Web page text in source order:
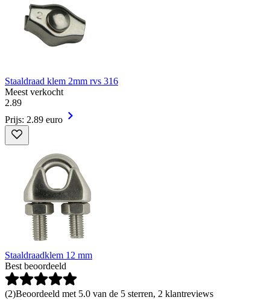
Staaldraad klem 2mm rvs 316
Meest verkocht
2.89
Prijs: 2.89 euro
Staaldraadklem 12 mm
Best beoordeeld
(2)Beoordeeld met 5.0 van de 5 sterren, 2 klantreviews